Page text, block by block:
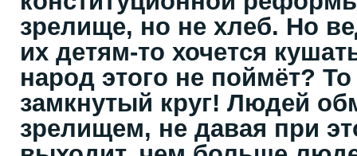
зрелище, но не хлеб. Но
их детям-то хочется
народ этого не поймёт?
замкнутый круг! Людей
зрелищем, не давая при